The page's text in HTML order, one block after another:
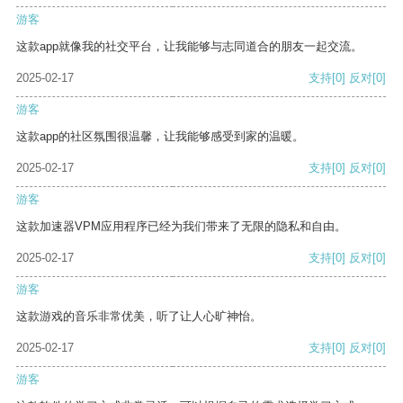
游客
这款app就像我的社交平台，让我能够与志同道合的朋友一起交流。
2025-02-17 支持[0] 反对[0]
游客
这款app的社区氛围很温馨，让我能够感受到家的温暖。
2025-02-17 支持[0] 反对[0]
游客
这款加速器VPM应用程序已经为我们带来了无限的隐私和自由。
2025-02-17 支持[0] 反对[0]
游客
这款游戏的音乐非常优美，听了让人心旷神怡。
2025-02-17 支持[0] 反对[0]
游客